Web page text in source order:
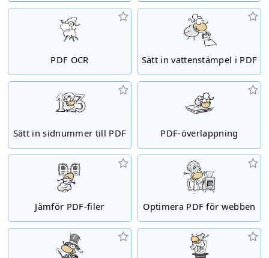
PDF OCR Sätt in vattenstämpel i PDF
Sätt in sidnummer till PDF PDF-överlappning
Jämför PDF-filer Optimera PDF för webben